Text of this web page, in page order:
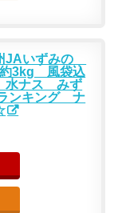
JAいずみの
3kg 風袋込
水ナス みず
ンキング ナ